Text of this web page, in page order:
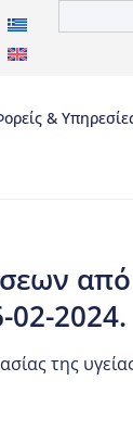
&
02-2024.
της